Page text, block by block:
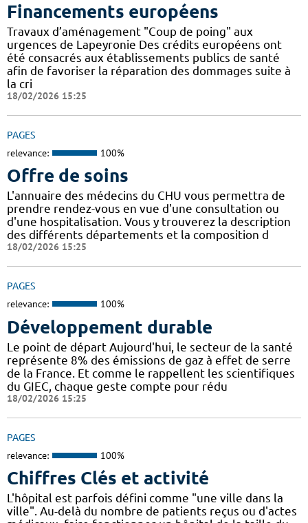
Financements européens
Travaux d’aménagement "Coup de poing" aux
urgences de Lapeyronie Des crédits européens ont
été consacrés aux établissements publics de santé
afin de favoriser la réparation des dommages suite à
la cri
18/02/2026 15:25
PAGES
relevance: 100%
Offre de soins
L'annuaire des médecins du CHU vous permettra de
prendre rendez-vous en vue d'une consultation ou
d'une hospitalisation. Vous y trouverez la description
des différents départements et la composition d
18/02/2026 15:25
PAGES
relevance: 100%
Développement durable
Le point de départ Aujourd'hui, le secteur de la santé
représente 8% des émissions de gaz à effet de serre
de la France. Et comme le rappellent les scientifiques
du GIEC, chaque geste compte pour rédu
18/02/2026 15:25
PAGES
relevance: 100%
Chiffres Clés et activité
L'hôpital est parfois défini comme "une ville dans la
ville". Au-delà du nombre de patients reçus ou d'actes